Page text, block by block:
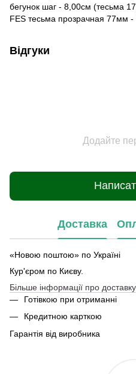
бегунок шаг - 8,00см (тесьма
FES тесьма прозрачная 77мм -
Відгуки
Додайте
Доставка
«Новою поштою» по Україні
Кур'єром по Києву.
Більше інформації про доставку
Готівкою при отриманні
Кредитною карткою
Гарантія від виробника